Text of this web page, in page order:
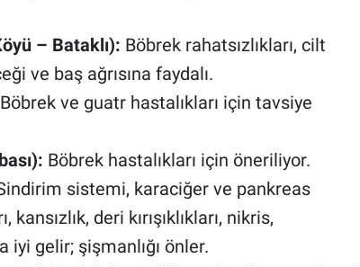
– Bataklı): Böbrek rahatsızlıkları, cilt
ve baş ağrısına faydalı.
Böbrek ve guatr hastalıkları için tavsiye
Böbrek hastalıkları için öneriliyor.
sistemi, karaciğer ve pankreas
kansızlık, deri kırışıklıkları, nikris,
iyi gelir; şişmanlığı önler.